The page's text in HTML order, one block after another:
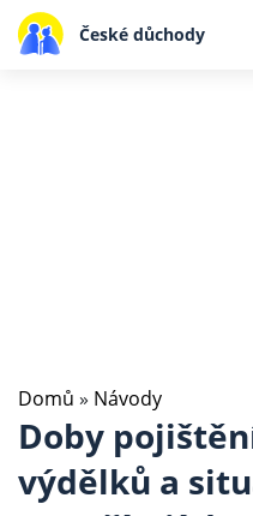
České důchody
Domů » Návody
Doby
výdělků a